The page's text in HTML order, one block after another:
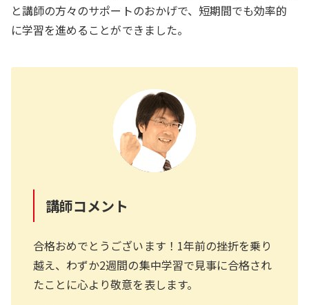
と講師の方々のサポートのおかげで、短期間でも効率的
に学習を進めることができました。
講師コメント
合格おめでとうございます！1年前の挫折を乗り
越え、わずか2週間の集中学習で見事に合格され
たことに心より敬意を表します。